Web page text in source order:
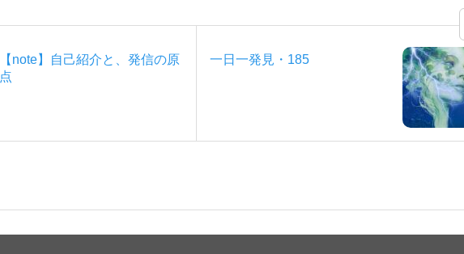
【note】自己紹介と、発信の原
点
一日一発見・185